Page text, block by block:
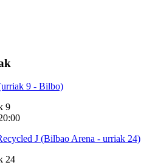
9 - Bilbo)
9
J (Bilbao Arena - urriak 24)
24